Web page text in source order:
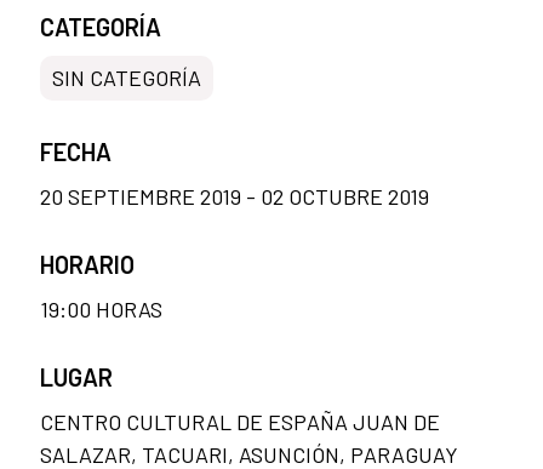
CATEGORÍA
SIN CATEGORÍA
FECHA
20 SEPTIEMBRE 2019 - 02 OCTUBRE 2019
HORARIO
19:00 HORAS
LUGAR
CENTRO CULTURAL DE ESPAÑA JUAN DE
SALAZAR, TACUARI, ASUNCIÓN, PARAGUAY